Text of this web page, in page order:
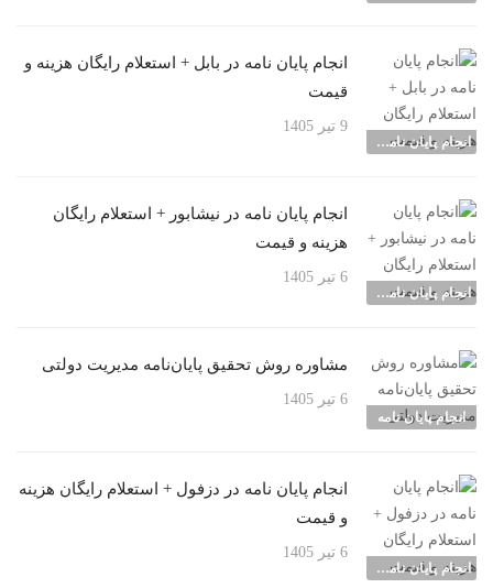
انجام پایان نامه شهرها
انجام پایان نامه در بابل + استعلام رایگان هزینه و
قیمت
9 تیر 1405
انجام پایان نامه شهرها
انجام پایان نامه در نیشابور + استعلام رایگان
هزینه و قیمت
6 تیر 1405
انجام پایان نامه
مشاوره روش تحقیق پایان‌نامه مدیریت دولتی
6 تیر 1405
انجام پایان نامه شهرها
انجام پایان نامه در دزفول + استعلام رایگان هزینه
و قیمت
6 تیر 1405